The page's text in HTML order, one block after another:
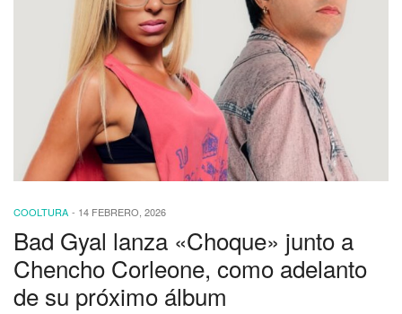
COOLTURA - 14 FEBRERO, 2026
Bad Gyal lanza «Choque» junto a
Chencho Corleone, como adelanto
de su próximo álbum